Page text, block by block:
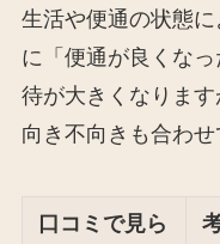
生活や便通の状態
に「便通が良くな
待が大きくなりま
向き不向きも合わせ
口コミで見ら